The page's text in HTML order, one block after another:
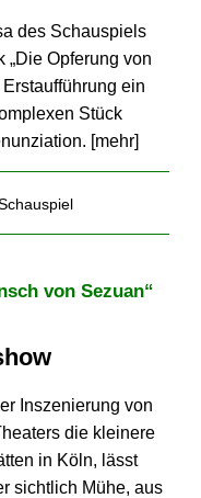
des Schauspiels
„Die Opferung von
ein
Stück
[mehr]
von Sezuan“
Inszenierung von
die kleinere
in Köln, lässt
sichtlich Mühe, aus